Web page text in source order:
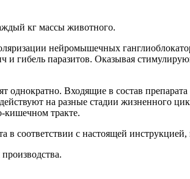
кг массы животного.
нейромышечных
гибель паразитов. Оказывая
Входящие в состав
на разные стадии жизненного
тракте.
соответствии с настоящей инструкцией,